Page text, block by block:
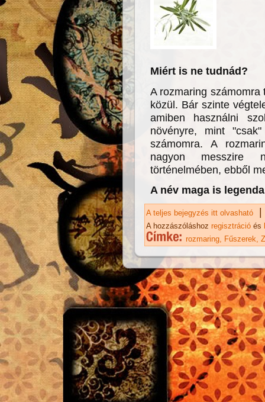
Miért is ne tudnád?
A rozmaring
közül. Bár szinte
amiben használni
növényre, mint
számomra. A
nagyon messzire
történelmében, ebből
A név maga is legenda
A teljes bejegyzés itt olvasható |
A hozzászóláshoz regisztráció és
rozmaring Fűszerek